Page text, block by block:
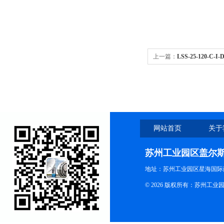
上一篇： LSS-25-120-C-I-
网站首页 关
苏州工业园区盖尔
地址：苏州工业园区星海国
© 2026 版权所有：苏州工业